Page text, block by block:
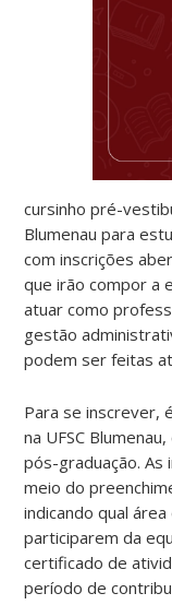
cursinho pré-
Blumenau para
com inscrições
que irão compor a
atuar como
gestão
podem ser feitas
Para se inscrever,
na UFSC
pós-graduação.
meio do
indicando qual
participarem da
certificado de
período de